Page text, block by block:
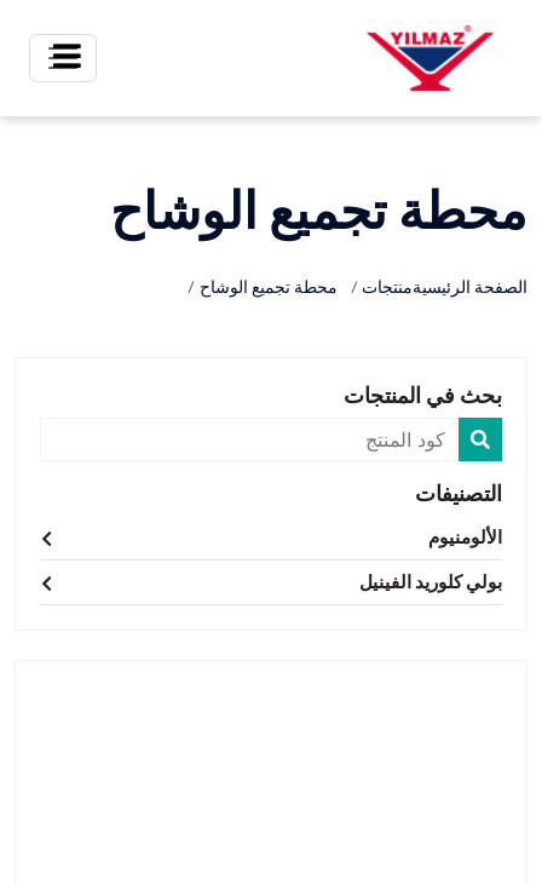
محطة تجميع الوشاح
الصفحة الرئيسيةمنتجات محطة تجميع الوشاح
بحث في المنتجات
التصنيفات
الألومنيوم
بولي كلوريد الفينيل